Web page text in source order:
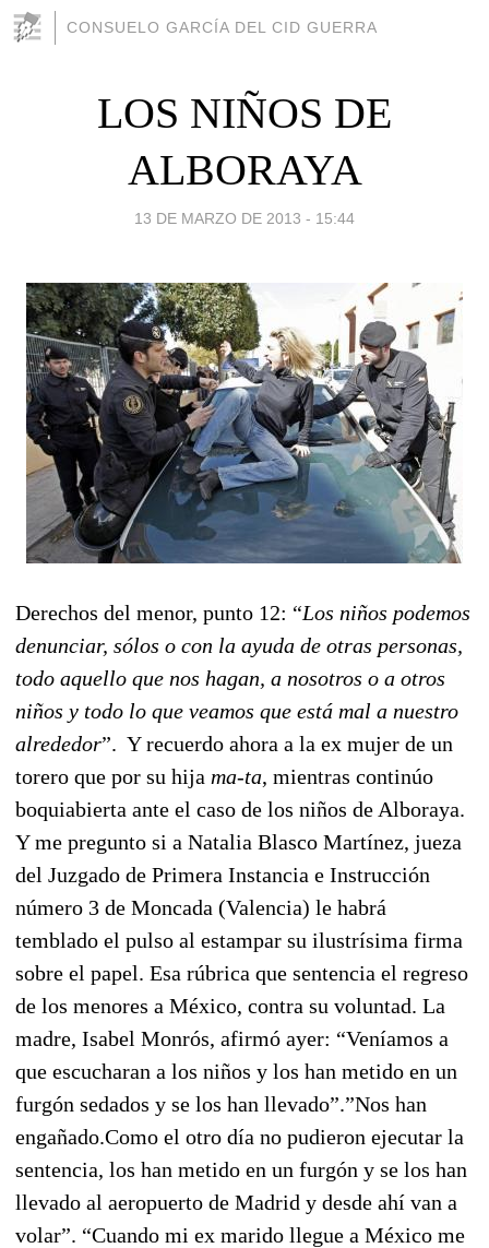
CONSUELO GARCÍA DEL CID GUERRA
LOS NIÑOS DE
ALBORAYA
13 DE MARZO DE 2013 - 15:44
Derechos del menor, punto 12: “Los niños podemos
denunciar, sólos o con la ayuda de otras personas,
todo aquello que nos hagan, a nosotros o a otros
niños y todo lo que veamos que está mal a nuestro
alrededor”. Y recuerdo ahora a la ex mujer de un
torero que por su hija ma-ta, mientras continúo
boquiabierta ante el caso de los niños de Alboraya.
Y me pregunto si a Natalia Blasco Martínez, jueza
del Juzgado de Primera Instancia e Instrucción
número 3 de Moncada (Valencia) le habrá
temblado el pulso al estampar su ilustrísima firma
sobre el papel. Esa rúbrica que sentencia el regreso
de los menores a México, contra su voluntad. La
madre, Isabel Monrós, afirmó ayer: “Veníamos a
que escucharan a los niños y los han metido en un
furgón sedados y se los han llevado”.”Nos han
engañado.Como el otro día no pudieron ejecutar la
sentencia, los han metido en un furgón y se los han
llevado al aeropuerto de Madrid y desde ahí van a
volar”. “Cuando mi ex marido llegue a México me